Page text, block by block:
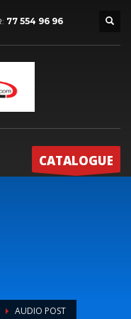
77 554 96 96
CATALOGUE
AUDIO POST